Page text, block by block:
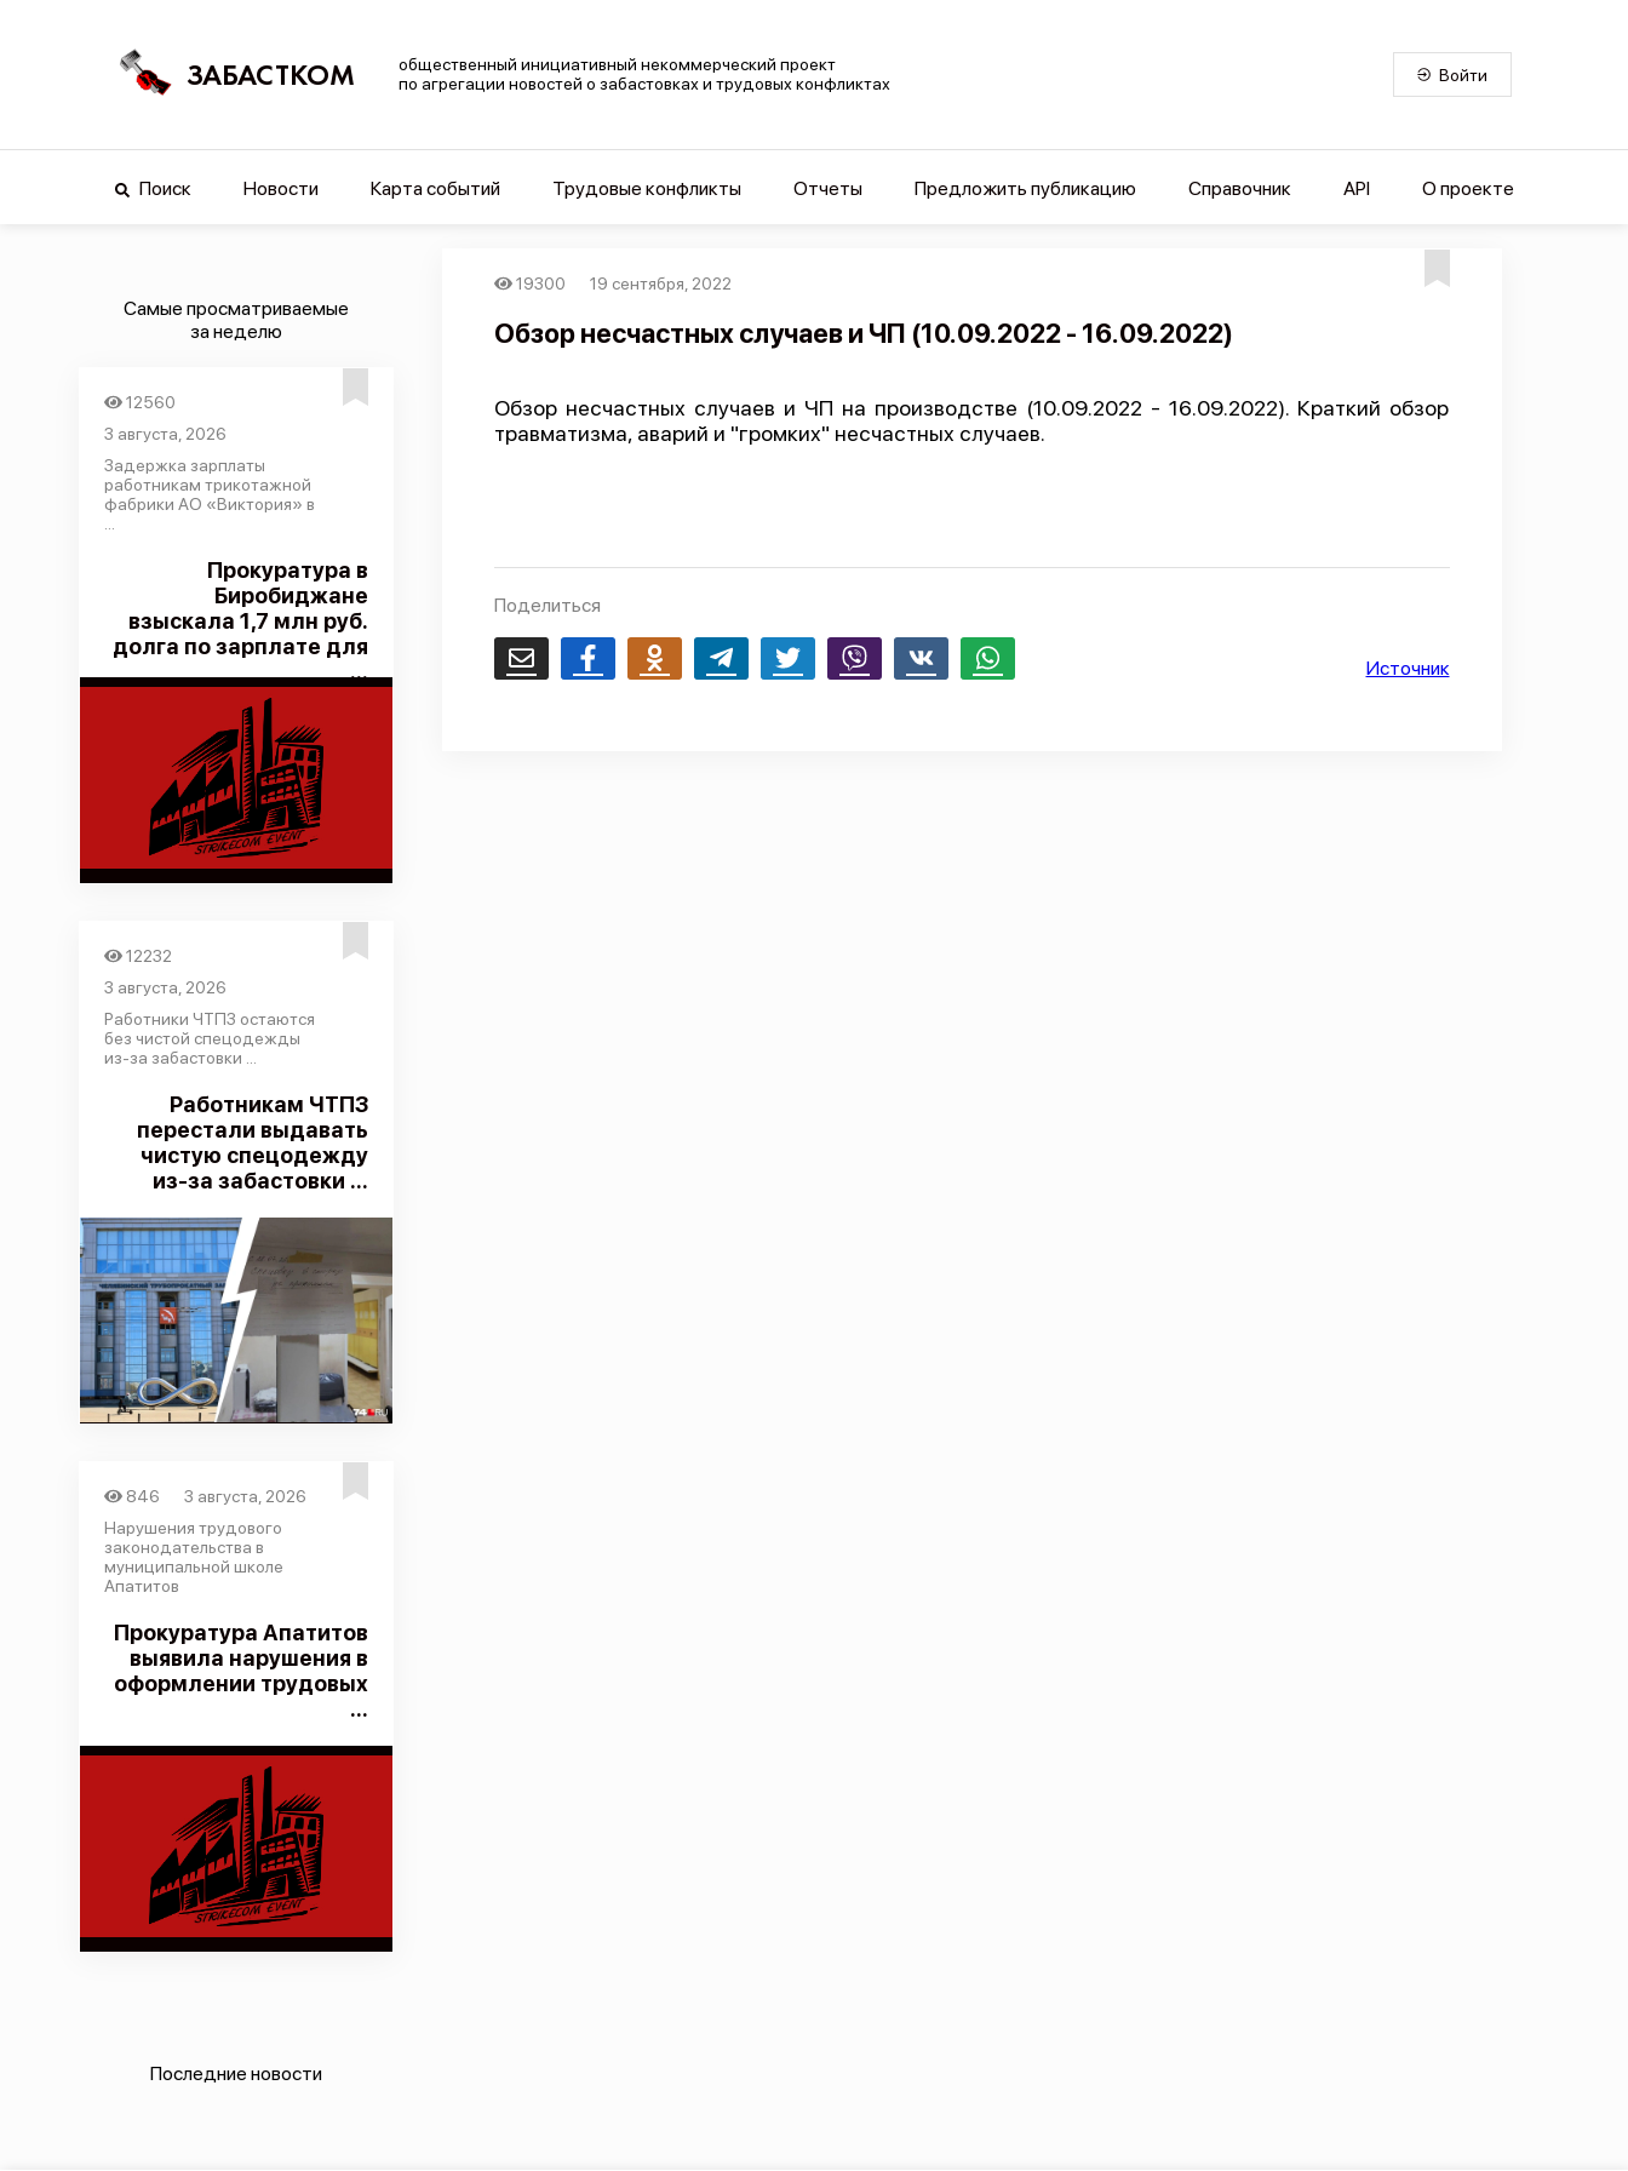
ЗАБАСТКОМ
общественный инициативный некоммерческий проект
по агрегации новостей о забастовках и трудовых конфликтах
Войти
Поиск Новости Карта событий Трудовые конфликты Отчеты Предложить публикацию Справочник API О проекте
Самые просматриваемые
за неделю
12560
3 августа, 2026
Задержка зарплаты
работникам трикотажной
фабрики АО «Виктория» в
Прокуратура в
Биробиджане
взыскала 1,7 млн руб.
долга по зарплате для
...
12232
3 августа, 2026
Работники ЧТПЗ остаются
без чистой спецодежды
из-за забастовки ...
Работникам ЧТПЗ
перестали выдавать
чистую спецодежду
из-за забастовки ...
846
3 августа, 2026
Нарушения трудового
законодательства в
муниципальной школе
Апатитов
Прокуратура Апатитов
выявила нарушения в
оформлении трудовых
...
Последние новости
19300 19 сентября, 2022
Обзор несчастных случаев и ЧП (10.09.2022 - 16.09.2022)
Обзор несчастных случаев и ЧП на производстве (10.09.2022 - 16.09.2022). Краткий обзор
травматизма, аварий и "громких" несчастных случаев.
Поделиться
Email FacebookOdnoklassnikiTelegram Twitter Viber Whatsapp Источник